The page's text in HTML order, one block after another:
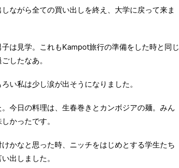
ながら全ての買い出しを終え、大学に戻って来ま
は見学。これもKampot旅行の準備をした時と同じ
したなあ。
い私は少し涙が出そうになりました。
今日の料理は、生春巻きとカンボジアの麺。みん
かったです。
かなと思った時、ニッチをはじめとする学生たち
出しました。